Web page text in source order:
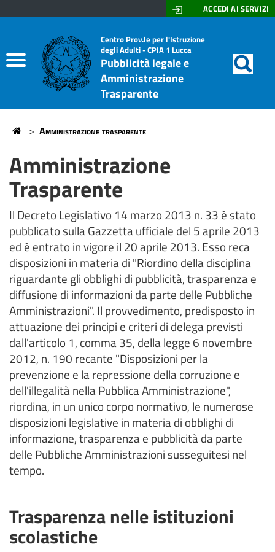
Albo On Line
Amministrazione trasparente
ACCEDI AI SERVIZI
Don
Lazzeri
-
Stagi
Centro Prov.le per l'Istruzione
degli Adulti - CPIA 1 Lucca
Pubblicità legale e
Amministrazione
Trasparente
di
Home
> Amministrazione trasparente
Amministrazione
Trasparente
Il Decreto Legislativo 14 marzo 2013 n. 33 è stato
pubblicato sulla Gazzetta ufficiale del 5 aprile 2013
ed è entrato in vigore il 20 aprile 2013. Esso reca
disposizioni in materia di "Riordino della disciplina
riguardante gli obblighi di pubblicità, trasparenza e
diffusione di informazioni da parte delle Pubbliche
Amministrazioni". Il provvedimento, predisposto in
attuazione dei principi e criteri di delega previsti
dall'articolo 1, comma 35, della legge 6 novembre
2012, n. 190 recante "Disposizioni per la
prevenzione e la repressione della corruzione e
dell'illegalità nella Pubblica Amministrazione",
riordina, in un unico corpo normativo, le numerose
disposizioni legislative in materia di obblighi di
informazione, trasparenza e pubblicità da parte
delle Pubbliche Amministrazioni susseguitesi nel
tempo.
Trasparenza nelle istituzioni
scolastiche